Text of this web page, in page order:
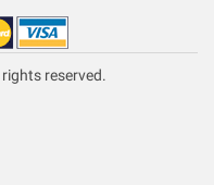
reserved.